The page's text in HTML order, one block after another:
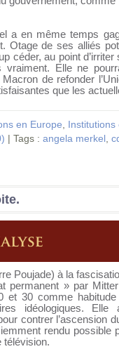
a en même temps
Otage de ses alliés
céder, au point d’irriter
vraiment. Elle ne
de refonder
que les
en Europe,
| Tags : angela merkel ,
Poujade) à la
permanent » par
et 30 comme habitude
idéologiques. Elle
contrer l’ascension
rendu possible
télévision.